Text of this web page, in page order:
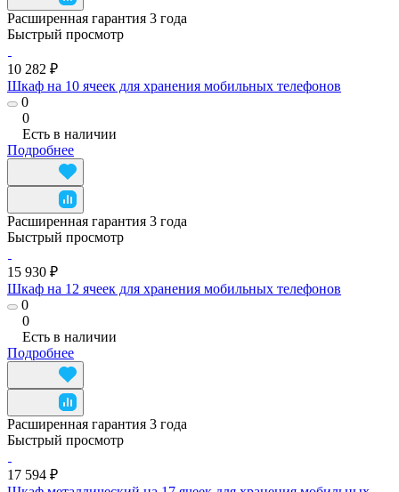
Расширенная гарантия 3 года
Быстрый просмотр
10 282 ₽
Шкаф на 10 ячеек для хранения мобильных телефонов
0
0
Есть в наличии
Подробнее
Расширенная гарантия 3 года
Быстрый просмотр
15 930 ₽
Шкаф на 12 ячеек для хранения мобильных телефонов
0
0
Есть в наличии
Подробнее
Расширенная гарантия 3 года
Быстрый просмотр
17 594 ₽